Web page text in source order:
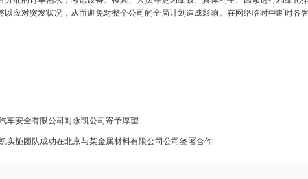
以应对突发状况，从而避免对整个公司的全局计划造成影响。在网络临时中断时各
车安全有限公司对永凯公司寄予厚望
实施团队成功在北京与某金属材料有限公司公司签署合作